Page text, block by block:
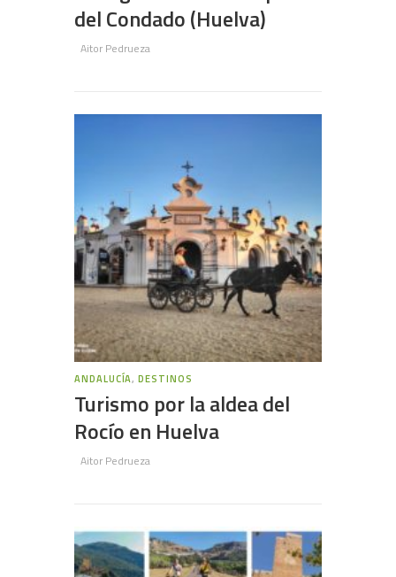
del Condado (Huelva)
Aitor Pedrueza
ANDALUCÍA,DESTINOS
Turismo por la aldea del
Rocío en Huelva
Aitor Pedrueza